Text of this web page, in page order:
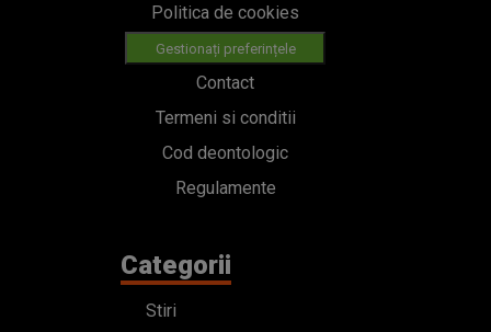
Politica de cookies
Gestionați preferințele
Contact
Termeni si conditii
Cod deontologic
Regulamente
Categorii
Stiri